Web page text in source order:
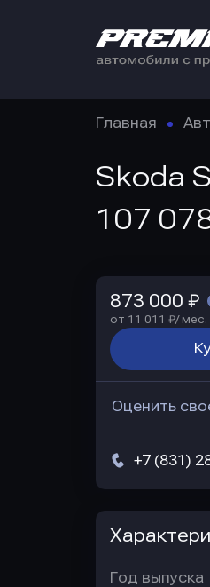
Главная
Skoda
107
873 000 ₽
от 11 011 ₽/ мес.
Оценить
+7 (831)
Год выпуска